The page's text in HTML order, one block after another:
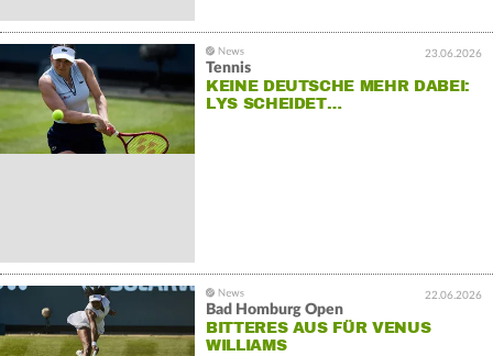
23.06.2026
Tennis
KEINE DEUTSCHE MEHR DABEI:
LYS SCHEIDET…
22.06.2026
Bad Homburg Open
BITTERES AUS FÜR VENUS
WILLIAMS